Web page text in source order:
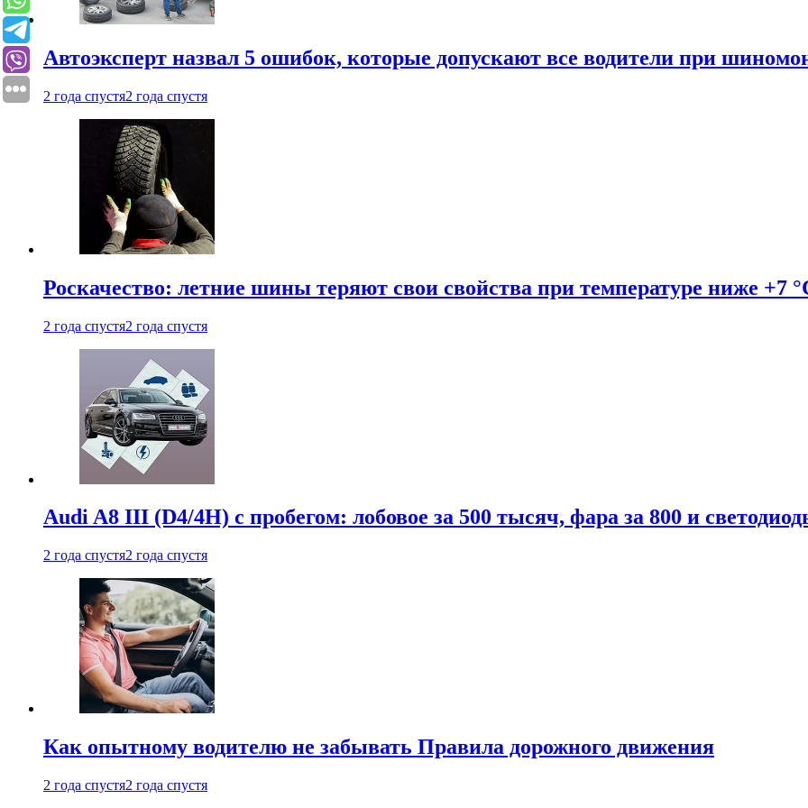
Автоэксперт назвал 5 ошибок, которые допускают все водители при
2 года спустя2 года спустя
Роскачество: летние шины теряют свои свойства при температуре ниже +7
2 года спустя2 года спустя
Audi A8 III (D4/4H) c пробегом: лобовое за 500 тысяч, фара за 800 и
2 года спустя2 года спустя
Как опытному водителю не забывать Правила дорожного движения
2 года спустя2 года спустя